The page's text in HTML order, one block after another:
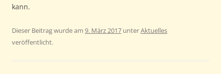
kann.
Dieser Beitrag wurde am 9. März 2017 unterAktuelles
veröffentlicht.